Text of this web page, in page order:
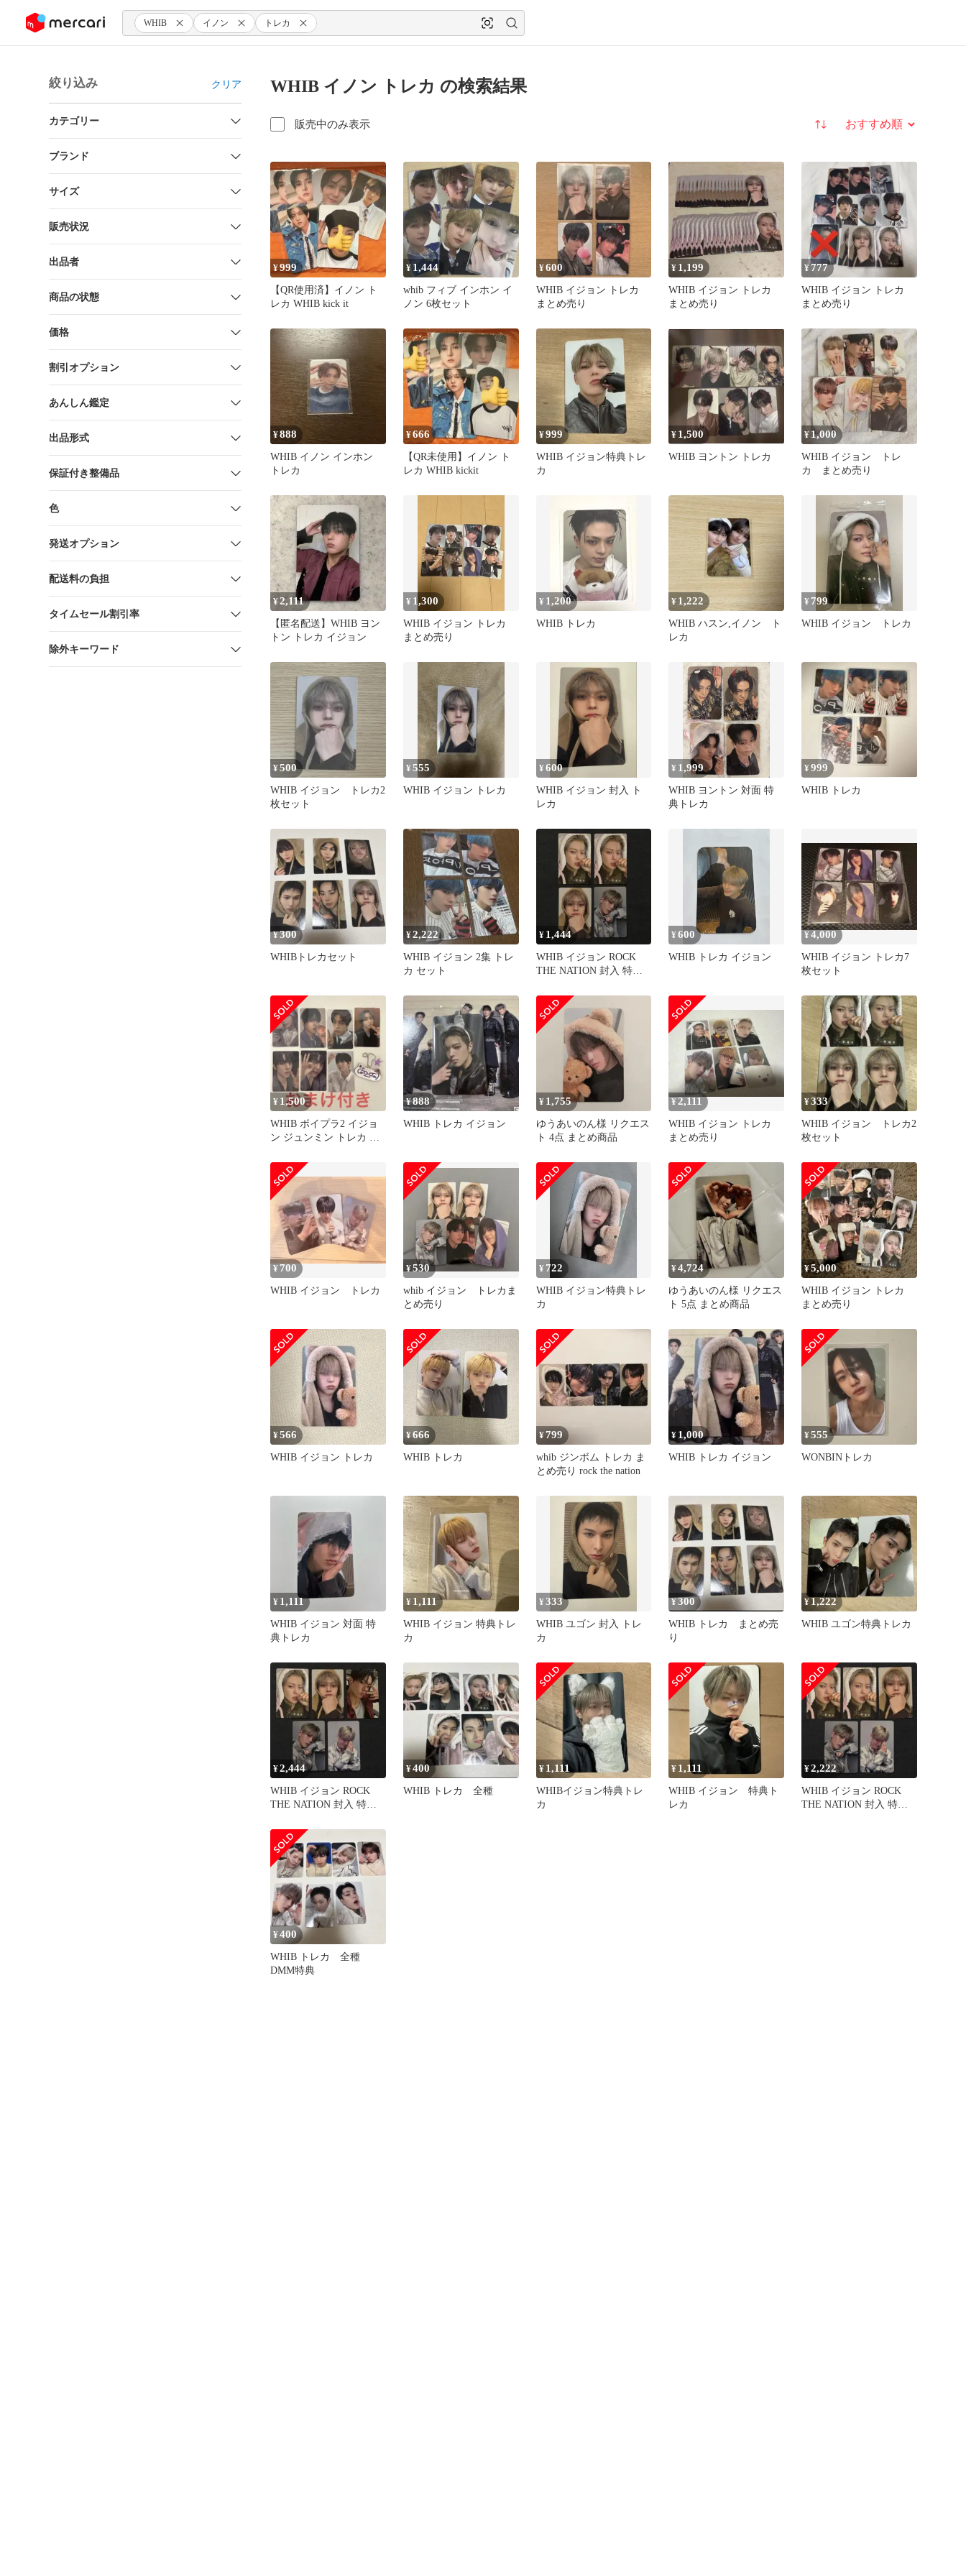
ツにスキップ WHIB イノン トレカ
絞り込み クリア
カテゴリー
ブランド
サイズ
販売状況
出品者
商品の状態
価格
割引オプション
あんしん鑑定
出品形式
保証付き整備品
色
発送オプション
配送料の負担
タイムセール割引率
除外キーワード
WHIB イノン トレカ の検索結果
販売中のみ表示 並び替え
¥999
【QR使用済】イノン ト
レカ WHIB kick it
¥ 1,444
whib フィブ インホン イ
ノン 6枚セット
¥600
WHIB イジョン トレカ
まとめ売り
¥ 1,199
WHIB イジョン トレカ
まとめ売り
¥777
WHIB イジョン トレカ
まとめ売り
¥888
WHIB イノン インホン
トレカ
¥666
【QR未使用】イノン ト
レカ WHIB kickit
¥999
WHIB イジョン特典トレ
カ
¥ 1,500
WHIB ヨントン トレカ
¥ 1,000
WHIB イジョン トレ
カ まとめ売り
¥2,111
【匿名配送】WHIB ヨン
トン トレカ イジョン
¥ 1,300
WHIB イジョン トレカ
まとめ売り
¥ 1,200
WHIB トレカ
¥ 1,222
WHIB ハスン,イノン ト
レカ
¥ 799
WHIB イジョン トレカ
¥500
WHIB イジョン トレカ2
枚セット
¥555
WHIB イジョン トレカ
¥600
WHIB イジョン 封入 ト
レカ
¥ 1,999
WHIB ヨントン 対面 特
典トレカ
¥999
WHIB トレカ
¥300
WHIBトレカセット
¥2,222
WHIB イジョン 2集 トレ
カ セット
¥ 1,444
WHIB イジョン ROCK
THE NATION 封入 特典
¥600
WHIB トレカ イジョン
¥4,000
WHIB イジョン トレカ7
枚セット
¥ 1,500
WHIB ボイプラ2 イジョ
ン ジュンミン トレカ キ
¥888
WHIB トレカ イジョン
¥ 1,755
ゆうあいのん様 リクエス
ト 4点 まとめ商品
¥ 2,111
WHIB イジョン トレカ
まとめ売り
¥333
WHIB イジョン トレカ2
枚セット
¥700
WHIB イジョン トレカ
¥530
whib イジョン トレカま
とめ売り
¥ 722
WHIB イジョン特典トレ
カ
¥4,724
ゆうあいのん様 リクエス
ト 5点 まとめ商品
¥5,000
WHIB イジョン トレカ
まとめ売り
¥566
WHIB イジョン トレカ
¥666
WHIB トレカ
¥799
whib ジンボム トレカ ま
とめ売り rock the nation
¥ 1,000
WHIB トレカ イジョン
¥555
WONBINトレカ
¥ 1,111
WHIB イジョン 対面 特
典トレカ
¥ 1,111
WHIB イジョン 特典トレ
カ
¥333
WHIB ユゴン 封入 トレ
カ
¥300
WHIB トレカ まとめ売
り
¥1,222
WHIB ユゴン特典トレカ
¥2,444
WHIB イジョン ROCK
THE NATION 封入 特典
¥400
WHIB トレカ 全種
¥ 1,111
WHIBイジョン特典トレ
カ
¥ 1,111
WHIB イジョン 特典ト
レカ
¥2,222
WHIB イジョン ROCK
THE NATION 封入 特典
¥400
WHIB トレカ 全種
DMM特典